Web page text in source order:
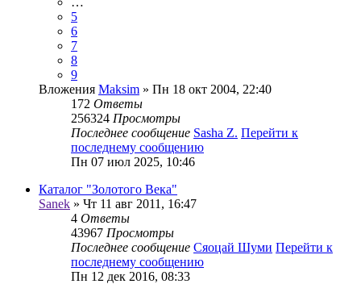
5
6
7
8
9
Вложения Maksim » Пн 18 окт 2004, 22:40
172 Ответы
256324 Просмотры
Последнее сообщение Sasha Z. Перейти к
последнему сообщению
Пн 07 июл 2025, 10:46
Каталог "Золотого Века"
Sanek » Чт 11 авг 2011, 16:47
4 Ответы
43967 Просмотры
Последнее сообщение Сяоцай Шуми Перейти к
последнему сообщению
Пн 12 дек 2016, 08:33